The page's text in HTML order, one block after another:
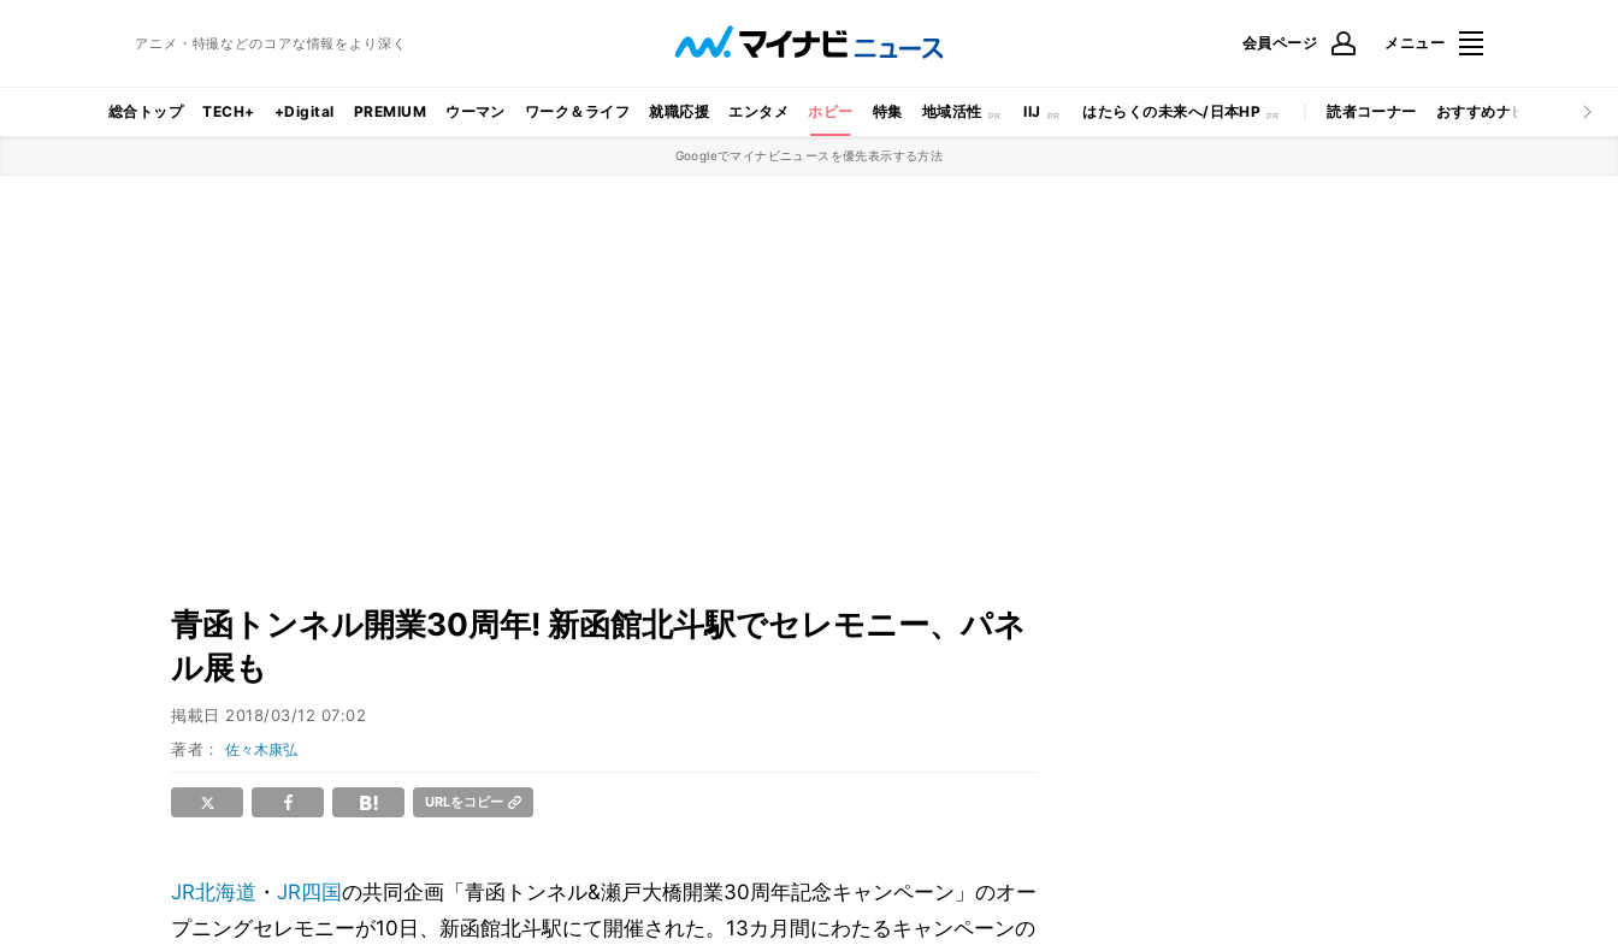
アニメ・特撮などのコアな情報をより深く 会員ページ メニュー
総合トップ TECH+ +Digital PREMIUM ウーマン ワーク＆ライフ 就職応援 エンタメ ホビー 特集 地域活性 IIJ はたらくの未来へ/日本HP 読者コーナー おすすめナビ マイナビ
Googleでマイナビニュースを優先表示する方法
青函トンネル開業30周年! 新函館北斗駅でセレモニー、パネ
ル展も
掲載日 2018/03/12 07:02
著者：佐々木康弘
URLをコピー
JR北海道 ・ JR四国の共同企画「青函トンネル&瀬戸大橋開業30周年記念キャンペーン」のオー
プニングセレモニーが10日、新函館北斗駅にて開催された。13カ月間にわたるキャンペーンの